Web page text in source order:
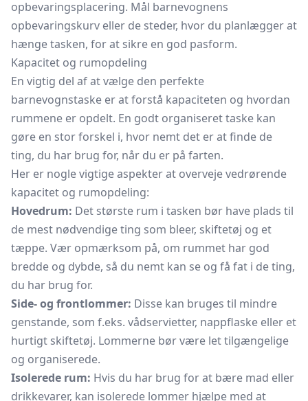
opbevaringsplacering. Mål barnevognens
opbevaringskurv eller de steder, hvor du planlægger at
hænge tasken, for at sikre en god pasform.
Kapacitet og rumopdeling
En vigtig del af at vælge den perfekte
barnevognstaske er at forstå kapaciteten og hvordan
rummene er opdelt. En godt organiseret taske kan
gøre en stor forskel i, hvor nemt det er at finde de
ting, du har brug for, når du er på farten.
Her er nogle vigtige aspekter at overveje vedrørende
kapacitet og rumopdeling:
Hovedrum: Det største rum i tasken bør have plads til
de mest nødvendige ting som bleer, skiftetøj og et
tæppe. Vær opmærksom på, om rummet har god
bredde og dybde, så du nemt kan se og få fat i de ting,
du har brug for.
Side- og frontlommer: Disse kan bruges til mindre
genstande, som f.eks. vådservietter, nappflaske eller et
hurtigt skiftetøj. Lommerne bør være let tilgængelige
og organiserede.
Isolerede rum: Hvis du har brug for at bære mad eller
drikkevarer, kan isolerede lommer hjælpe med at